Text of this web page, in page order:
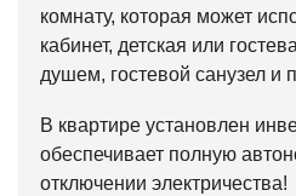
комнату, которая может
кабинет, детская или
душем, гостевой санузел и
В квартире установлен
обеспечивает полную
отключении электричества!